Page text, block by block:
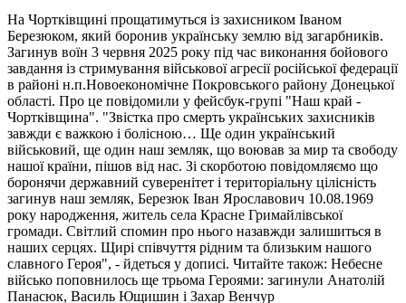
На Чортківщині прощатимуться із захисником Іваном
Березюком, який боронив українську землю від загарбників.
Загинув воїн 3 червня 2025 року під час виконання бойового
завдання із стримування військової агресії російської федерації
в районі н.п.Новоекономічне Покровського району Донецької
області. Про це повідомили у фейсбук-групі "Наш край -
Чортківщина". "Звістка про смерть українських захисників
завжди є важкою і болісною… Ще один український
військовий, ще один наш земляк, що воював за мир та свободу
нашої країни, пішов від нас. Зі скорботою повідомляємо що
боронячи державний суверенітет і територіальну цілісність
загинув наш земляк, Березюк Іван Ярославович 10.08.1969
року народження, житель села Красне Гримайлівської
громади. Світлий спомин про нього назавжди залишиться в
наших серцях. Щирі співчуття рідним та близьким нашого
славного Героя", - йдеться у дописі. Читайте також: Небесне
військо поповнилось ще трьома Героями: загинули Анатолій
Панасюк, Василь Ющишин і Захар Венчур